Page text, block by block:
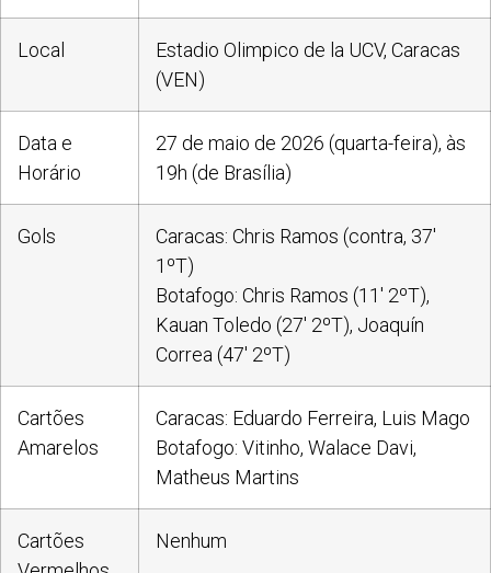
Local
Estadio Olimpico de la UCV, Caracas
(VEN)
Data e
Horário
27 de maio de 2026 (quarta-feira), às
19h (de Brasília)
Gols
Caracas: Chris Ramos (contra, 37′
1ºT)
Botafogo: Chris Ramos (11′ 2ºT),
Kauan Toledo (27′ 2ºT), Joaquín
Correa (47′ 2ºT)
Cartões
Amarelos
Caracas: Eduardo Ferreira, Luis Mago
Botafogo: Vitinho, Walace Davi,
Matheus Martins
Cartões
Nenhum